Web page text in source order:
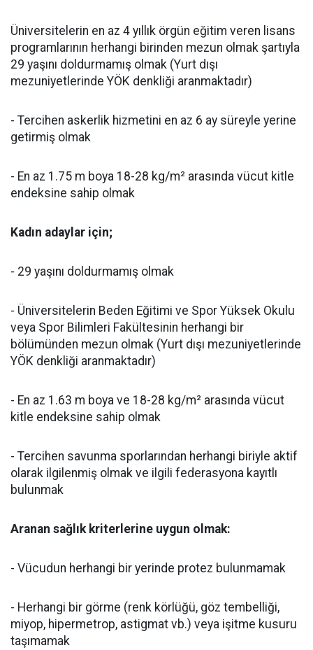
Üniversitelerin en az 4 yıllık örgün eğitim veren lisans
programlarının herhangi birinden mezun olmak şartıyla
29 yaşını doldurmamış olmak (Yurt dışı
mezuniyetlerinde YÖK denkliği aranmaktadır)
- Tercihen askerlik hizmetini en az 6 ay süreyle yerine
getirmiş olmak
- En az 1.75 m boya 18-28 kg/m² arasında vücut kitle
endeksine sahip olmak
Kadın adaylar için;
- 29 yaşını doldurmamış olmak
- Üniversitelerin Beden Eğitimi ve Spor Yüksek Okulu
veya Spor Bilimleri Fakültesinin herhangi bir
bölümünden mezun olmak (Yurt dışı mezuniyetlerinde
YÖK denkliği aranmaktadır)
- En az 1.63 m boya ve 18-28 kg/m² arasında vücut
kitle endeksine sahip olmak
- Tercihen savunma sporlarından herhangi biriyle aktif
olarak ilgilenmiş olmak ve ilgili federasyona kayıtlı
bulunmak
Aranan sağlık kriterlerine uygun olmak:
- Vücudun herhangi bir yerinde protez bulunmamak
- Herhangi bir görme (renk körlüğü, göz tembelliği,
miyop, hipermetrop, astigmat vb.) veya işitme kusuru
taşımamak